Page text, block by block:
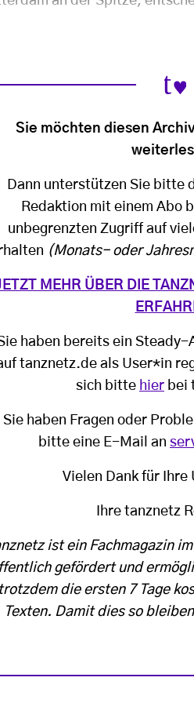
Sie möchten diesen
Dann unterstützen Sie bitte
Redaktion mit einem Abo
unbegrenzten Zugriff auf
(Monats- oder
MEHR ÜBER DIE
haben bereits ein Steady-
tanznetz.de als User*in
sich bitte hier bei
Sie haben Fragen oder
bitte eine E-Mail an
Vielen Dank für
Ihre tanznetz
ist ein Fachmagazin
gefördert und
die ersten 7 Tage
Texten. Damit dies so